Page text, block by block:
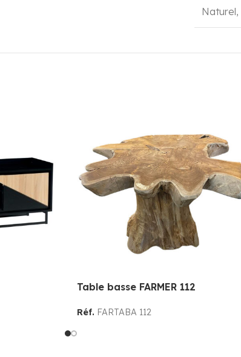
Naturel,
Table basse FARMER 112
Réf. FARTABA 112